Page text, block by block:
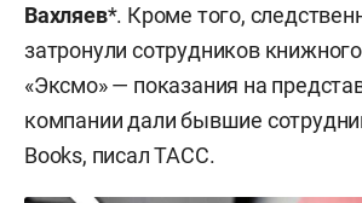
Вахляев*. Кроме того,
затронули сотрудников
«Эксмо» — показания на
компании дали бывшие
Books, писал ТАСС.